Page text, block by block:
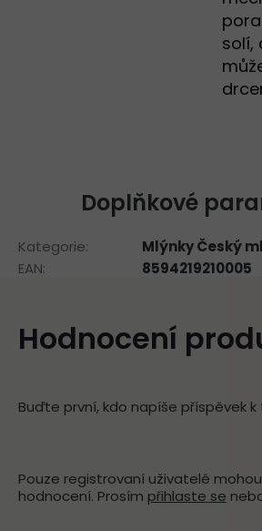
solí,
Doplňkové
Kategorie:
Mlýnky Český
EAN: 8594219210005
Hodnocení
Buďte první, kdo napíše příspěvek
Pouze registrovaní uživatelé
hodnocení. Prosím přihlaste se